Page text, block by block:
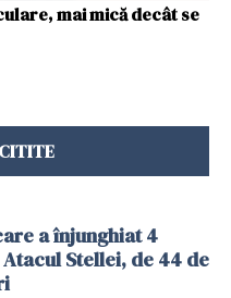
mai mică decât se
a înjunghiat 4
Stellei, de 44 de